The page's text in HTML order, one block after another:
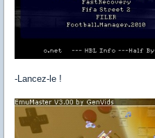
-Lancez-le !